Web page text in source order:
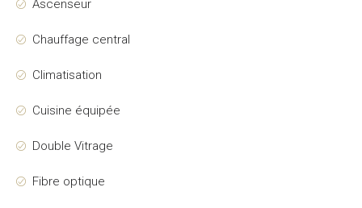
Ascenseur
Chauffage central
Climatisation
Cuisine équipée
Double Vitrage
Fibre optique